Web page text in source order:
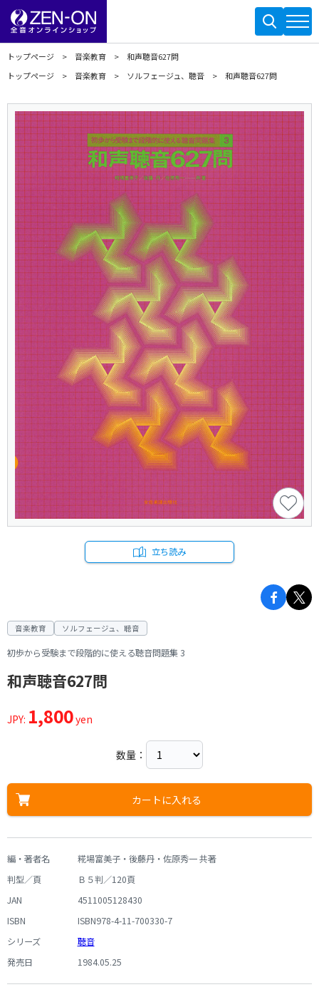
トップページ 音楽教育
和声聴音627問
トップページ
音楽教育 ソルフェージュ、聴音 和声聴音627問
立ち読み
音楽教育 ソルフェージュ、聴音
初歩から受験まで段階的に使える聴音問題集 3
和声聴音627問
JPY: 1,800yen
数量：
カートに入れる
編・著者名
糀場富美子・後藤丹・佐原秀一 共著
判型／頁
Ｂ５判／120頁
JAN
4511005128430
ISBN
ISBN978-4-11-700330-7
シリーズ
聴音
発売日
1984.05.25